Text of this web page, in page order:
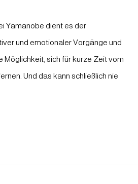
Yamanobe dient es der
und emotionaler Vorgänge und
Möglichkeit, sich für kurze Zeit vom
Und das kann schließlich nie